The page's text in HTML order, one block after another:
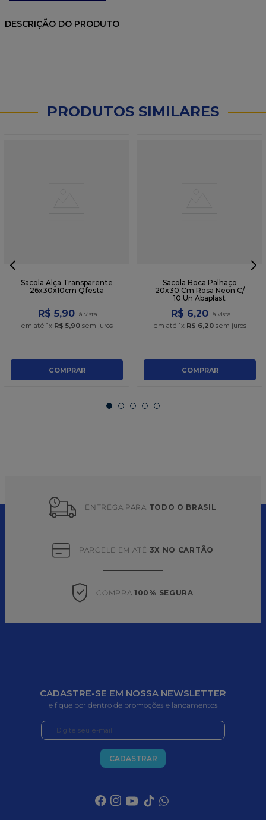
DESCRIÇÃO DO PRODUTO
PRODUTOS SIMILARES
Sacola Alça Transparente
26x30x10cm Qfesta
R$ 5,90
em até 1x R$ 5,90sem juros
COMPRAR
Sacola Boca Palhaço
20x30 Cm Rosa Neon C/
10 Un Abaplast
R$ 6,20
em até 1x R$ 6,20sem juros
COMPRAR
ENTREGA PARA TODO O BRASIL
PARCELE EM ATÉ 3X NO CARTÃO
COMPRA 100% SEGURA
CADASTRE-SE EM NOSSA NEWSLETTER
e fique por dentro de promoções e lançamentos
CADASTRAR